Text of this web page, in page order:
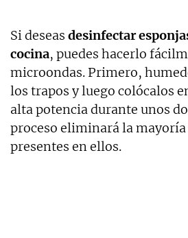
Si deseas desinfectar
cocina, puedes hacerlo
microondas. Primero,
los trapos y luego colócalos
alta potencia durante unos
proceso eliminará la mayoría
presentes en ellos.